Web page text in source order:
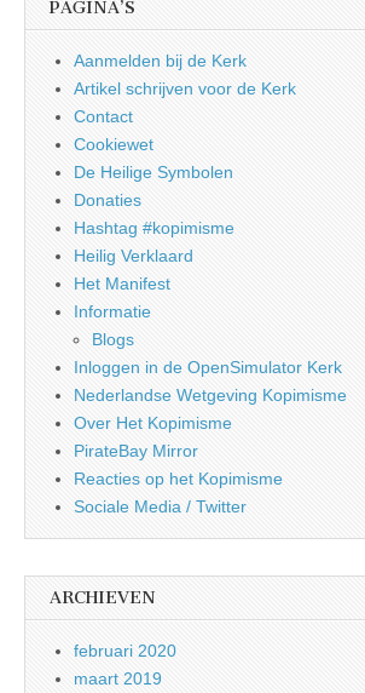
PAGINA’S
Aanmelden bij de Kerk
Artikel schrijven voor de Kerk
Contact
Cookiewet
De Heilige Symbolen
Donaties
Hashtag #kopimisme
Heilig Verklaard
Het Manifest
Informatie
Blogs
Inloggen in de OpenSimulator Kerk
Nederlandse Wetgeving Kopimisme
Over Het Kopimisme
PirateBay Mirror
Reacties op het Kopimisme
Sociale Media / Twitter
ARCHIEVEN
februari 2020
maart 2019